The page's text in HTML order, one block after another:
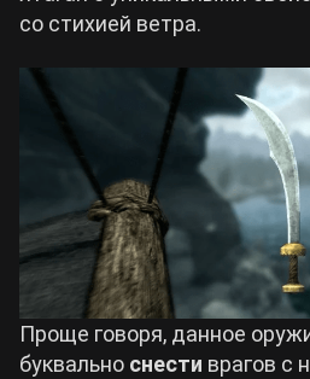
со стихией ветра.
Проще говоря, данное
буквально снести врагов с